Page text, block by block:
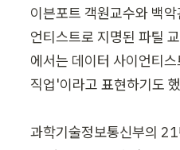
이븐포트 객원교수와 백
언티스트로 지명된 파틸
에서는 데이터 사이언티
직업'이라고 표현하기도
과학기술정보통신부의